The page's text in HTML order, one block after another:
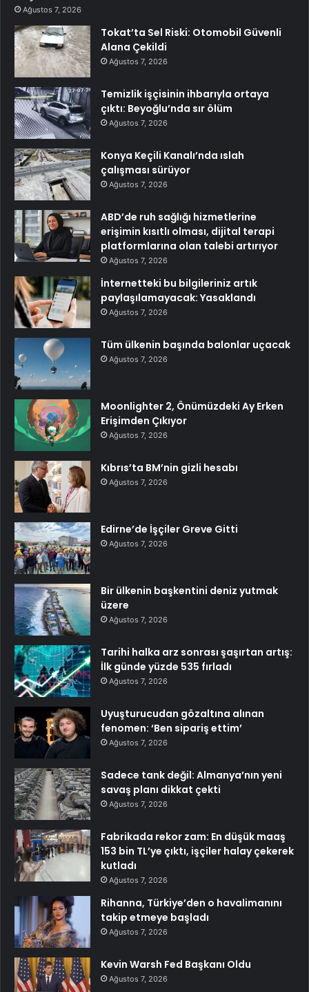
Ağustos 7, 2026
Tokat’ta Sel Riski: Otomobil Güvenli
Alana Çekildi
Ağustos 7, 2026
Temizlik işçisinin ihbarıyla ortaya
çıktı: Beyoğlu’nda sır ölüm
Ağustos 7, 2026
Konya Keçili Kanalı’nda ıslah
çalışması sürüyor
Ağustos 7, 2026
ABD’de ruh sağlığı hizmetlerine
erişimin kısıtlı olması, dijital terapi
platformlarına olan talebi artırıyor
Ağustos 7, 2026
İnternetteki bu bilgileriniz artık
paylaşılamayacak: Yasaklandı
Ağustos 7, 2026
Tüm ülkenin başında balonlar uçacak
Ağustos 7, 2026
Moonlighter 2, Önümüzdeki Ay Erken
Erişimden Çıkıyor
Ağustos 7, 2026
Kıbrıs’ta BM’nin gizli hesabı
Ağustos 7, 2026
Edirne’de İşçiler Greve Gitti
Ağustos 7, 2026
Bir ülkenin başkentini deniz yutmak
üzere
Ağustos 7, 2026
Tarihi halka arz sonrası şaşırtan artış:
İlk günde yüzde 535 fırladı
Ağustos 7, 2026
Uyuşturucudan gözaltına alınan
fenomen: ‘Ben sipariş ettim’
Ağustos 7, 2026
Sadece tank değil: Almanya’nın yeni
savaş planı dikkat çekti
Ağustos 7, 2026
Fabrikada rekor zam: En düşük maaş
153 bin TL’ye çıktı, işçiler halay çekerek
kutladı
Ağustos 7, 2026
Rihanna, Türkiye’den o havalimanını
takip etmeye başladı
Ağustos 7, 2026
Kevin Warsh Fed Başkanı Oldu
Ağustos 7, 2026